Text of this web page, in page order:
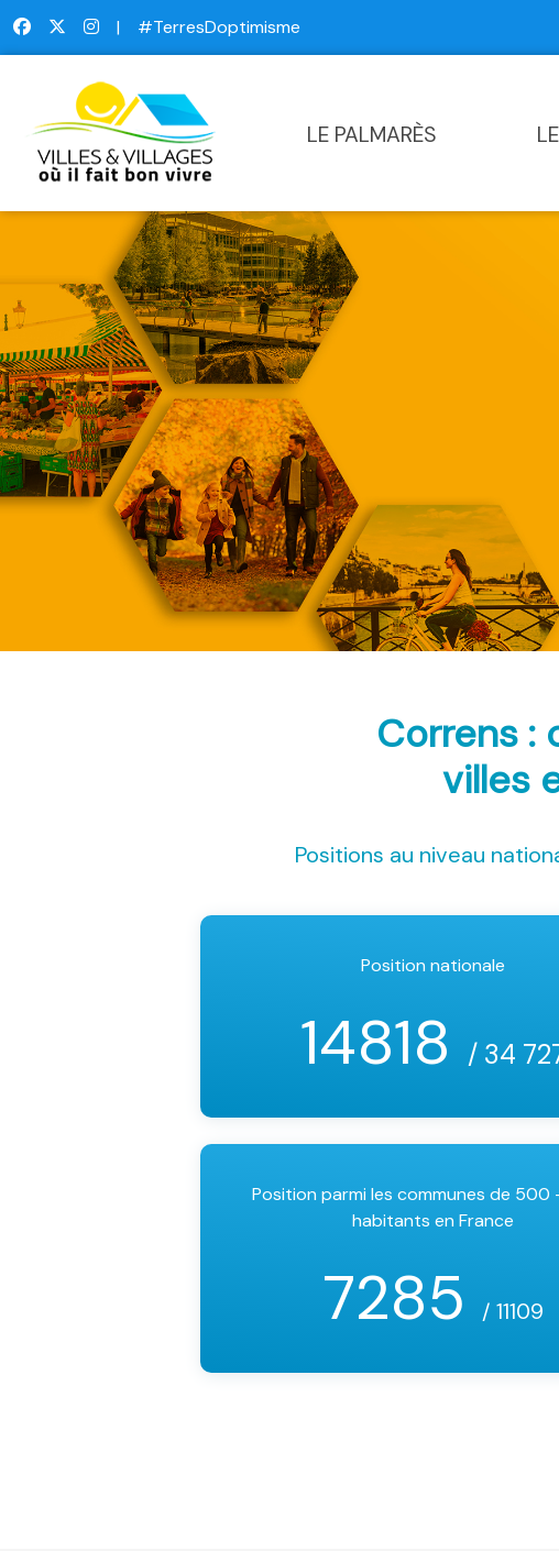
| #TerresDoptimisme
LE PALMARÈS
Correns :
villes
Positions au niveau
Position nationale
14818 / 34
Position parmi les communes de
habitants en France
7285 / 11109